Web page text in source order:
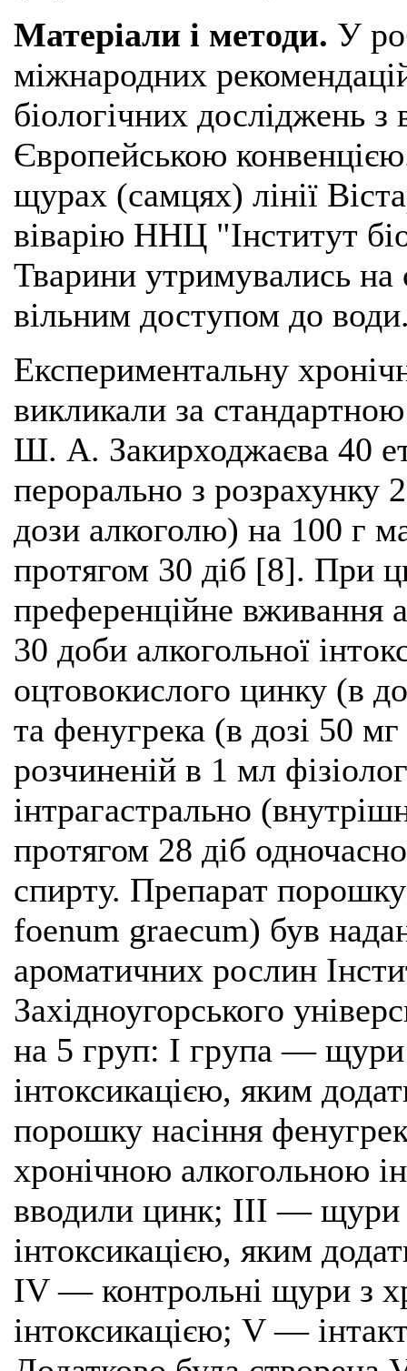
Матеріали і методи. У
міжнародних
біологічних досліджень з
Європейською
щурах (самцях) лінії
віварію ННЦ "Інститут
Тварини утримувались на
вільним доступом до
Експериментальну
викликали за
Ш. А. Закирходжаєва 40
перорально з
дози алкоголю) на 100 г
протягом 30 діб [8]. При
преференційне вживання
30 доби алкогольної
оцтовокислого цинку (в
та фенугрека (в дозі 50
розчиненій в 1 мл
інтрагастрально
протягом 28 діб
спирту. Препарат
foenum graecum) був
ароматичних рослин
Західноугорського
на 5 груп: І група —
інтоксикацією, яким
порошку насіння
хронічною алкогольною
вводили цинк; ІІІ —
інтоксикацією, яким
ІV — контрольні щури з
інтоксикацією; V —